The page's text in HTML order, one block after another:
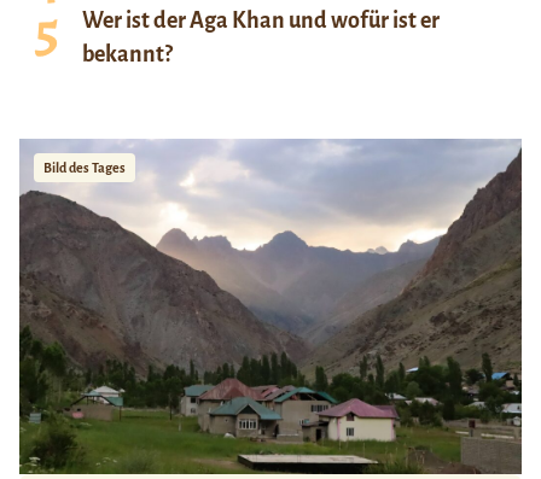
Wer ist der Aga Khan und wofür ist er
bekannt?
Bild des Tages